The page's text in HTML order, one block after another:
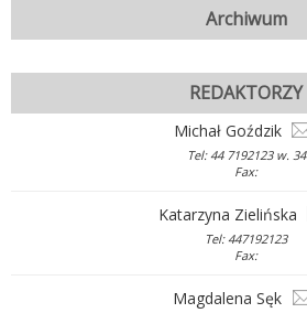
Archiwum
REDAKTORZY
Michał Goździk
Tel: 44 7192123 w. 34
Fax:
Katarzyna Zielińska
Tel: 447192123
Fax:
Magdalena Sęk